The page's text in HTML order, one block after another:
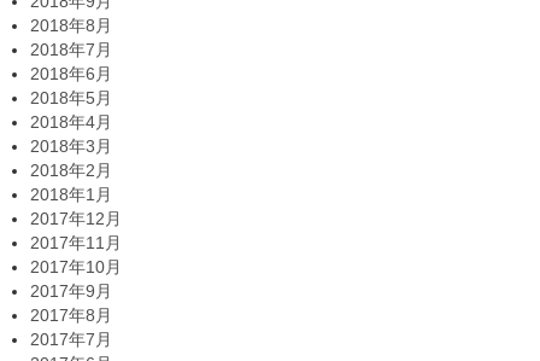
2018年8月
2018年7月
2018年6月
2018年5月
2018年4月
2018年3月
2018年2月
2018年1月
2017年12月
2017年11月
2017年10月
2017年9月
2017年8月
2017年7月